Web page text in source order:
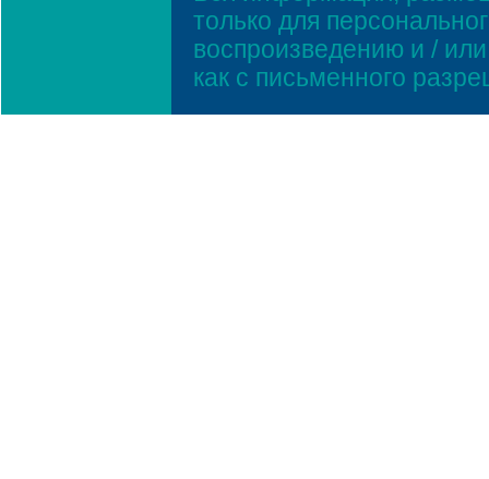
только для
воспроизведению и /
как с письменного